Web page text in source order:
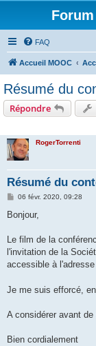
FAQ
Accueil MOOC
Résumé du
Répondre
RogerTorrenti
Résumé du
M
s
g
06 févr. 2020, 09:28
Bonjour,
Le film de la
l'invitation de la
accessible à l'adresse
Je me suis efforcé,
A considérer avant
Bien cordialement